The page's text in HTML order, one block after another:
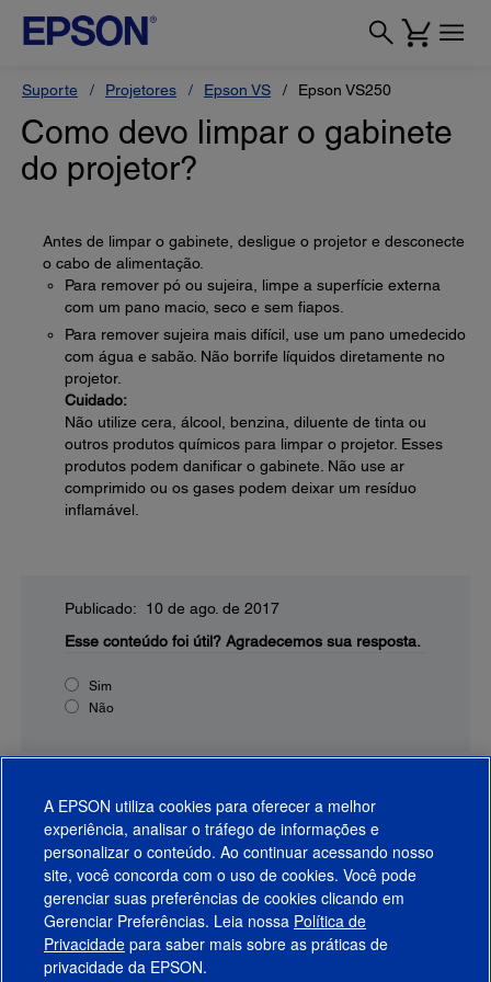
Suporte Projetores Epson VS Epson VS250
Como devo limpar o gabinete
do projetor?
Antes de limpar o gabinete, desligue o projetor e desconecte
o cabo de alimentação.
Para remover pó ou sujeira, limpe a superfície externa
com um pano macio, seco e sem fiapos.
Para remover sujeira mais difícil, use um pano umedecido
com água e sabão. Não borrife líquidos diretamente no
projetor.
Cuidado:
Não utilize cera, álcool, benzina, diluente de tinta ou
outros produtos químicos para limpar o projetor. Esses
produtos podem danificar o gabinete. Não use ar
comprimido ou os gases podem deixar um resíduo
inflamável.
Publicado: 10 de ago. de 2017
Esse conteúdo foi útil? Agradecemos sua resposta.
Sim
Não
Produtos
Suporte
A EPSON utiliza cookies para oferecer a melhor
experiência, analisar o tráfego de informações e
personalizar o conteúdo. Ao continuar acessando nosso
site, você concorda com o uso de cookies. Você pode
gerenciar suas preferências de cookies clicando em
Gerenciar Preferências. Leia nossa Política de
Privacidade para saber mais sobre as práticas de
privacidade da EPSON.